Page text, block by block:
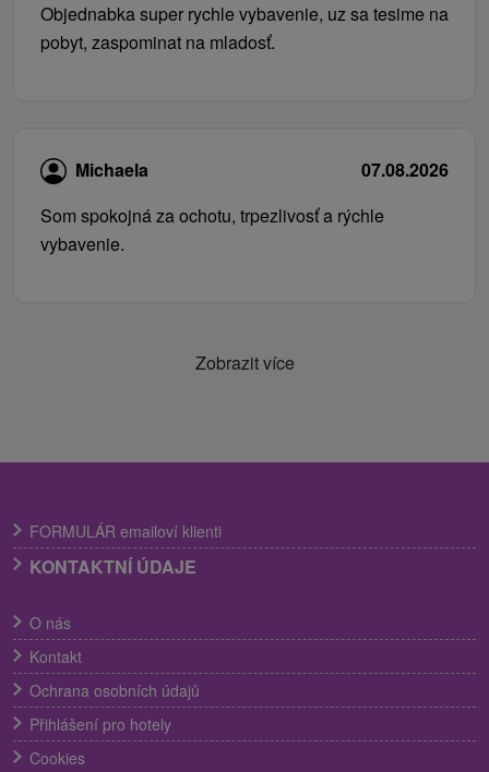
Objednabka super rychle vybavenie, uz sa tesime na
pobyt, zaspominat na mladosť.
Michaela
07.08.2026
Som spokojná za ochotu, trpezlivosť a rýchle
vybavenie.
Zobrazit více
FORMULÁR emailoví klienti
KONTAKTNÍ ÚDAJE
O nás
Kontakt
Ochrana osobních údajů
Přihlášení pro hotely
Cookies